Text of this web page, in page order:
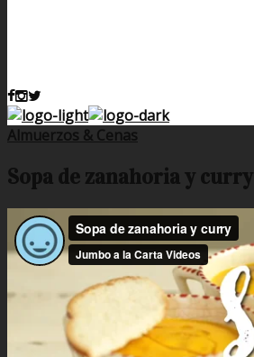
Almuerzos & Cenas
Sopa de zanahoria y curry